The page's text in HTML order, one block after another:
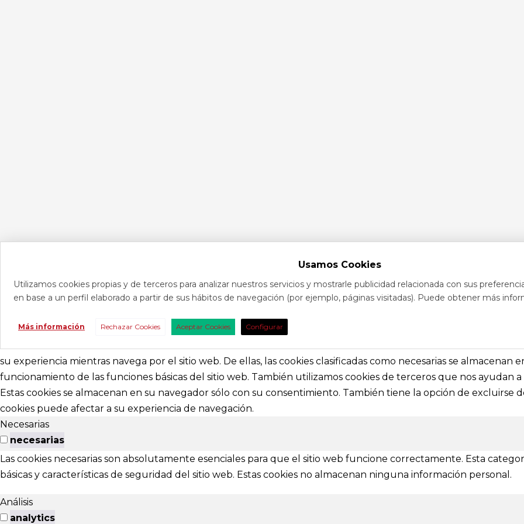
Consúltanos sobre eventos y espectáculos o contacta con
nosotros para solictar información general
abracadabra@festivalvivelamagia.es
festivalvivelamagia.es
secciones e
Inicio
El festival
Usamos Cookies
Utilizamos cookies propias y de terceros para analizar nuestros servicios y mostrarle publicidad relacionada con sus
en base a un perfil elaborado a partir de sus hábitos de navegación (por ejemplo, páginas visitadas). Puede obtener más
Más información Rechazar Cookies Aceptar Cookies Configurar
su experiencia mientras navega por el sitio web. De ellas, las cookies clasificadas como necesarias se almacenan
funcionamiento de las funciones básicas del sitio web. También utilizamos cookies de terceros que nos ayudan
Estas cookies se almacenan en su navegador sólo con su consentimiento. También tiene la opción de excluirse
cookies puede afectar a su experiencia de navegación.
Necesarias
necesarias
Las cookies necesarias son absolutamente esenciales para que el sitio web funcione correctamente. Esta
básicas y características de seguridad del sitio web. Estas cookies no almacenan ninguna información personal.
Análisis
analytics